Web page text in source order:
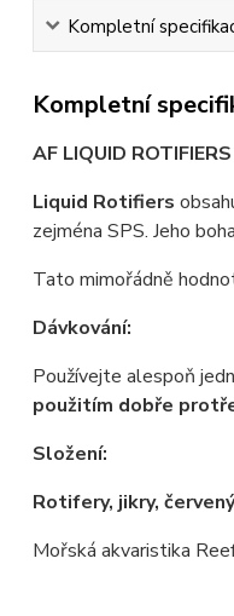
Kompletní
Kompletní
AF LIQUID
Liquid Rotifiers
zejména SPS. Jeho
Tato mimořádně
Dávkování:
Používejte alespoň
použitím dobře
Složení:
Rotifery, jikry,
Mořská akvaristika